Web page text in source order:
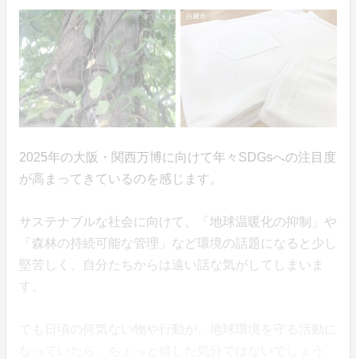
2025年の大阪・関西万博に向けて年々SDGsへの注目度
が高まってきているのを感じます。
サステナブルな社会に向けて、「地球温暖化の抑制」や
「森林の持続可能な管理」など環境の話題になると少し
堅苦しく、自分たちからは遠い話な気がしてしまいま
す。